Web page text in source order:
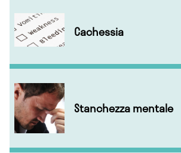
Cachessia
Stanchezza mentale